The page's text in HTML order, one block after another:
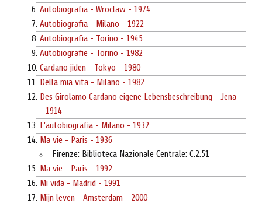
Autobiografia - Wroclaw - 1974
Autobiografia - Milano - 1922
Autobiografia - Torino - 1945
Autobiografie - Torino - 1982
Cardano jiden - Tokyo - 1980
Della mia vita - Milano - 1982
Des Girolamo Cardano eigene Lebensbeschreibung - Jena
- 1914
L'autobiografia - Milano - 1932
Ma vie - Paris - 1936
Firenze: Biblioteca Nazionale Centrale: C.2.51
Ma vie - Paris - 1992
Mi vida - Madrid - 1991
Mijn leven - Amsterdam - 2000